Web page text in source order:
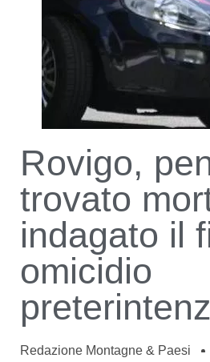
Rovigo,
trovato
indagato il
omicidio
Redazione Montagne & Paesi